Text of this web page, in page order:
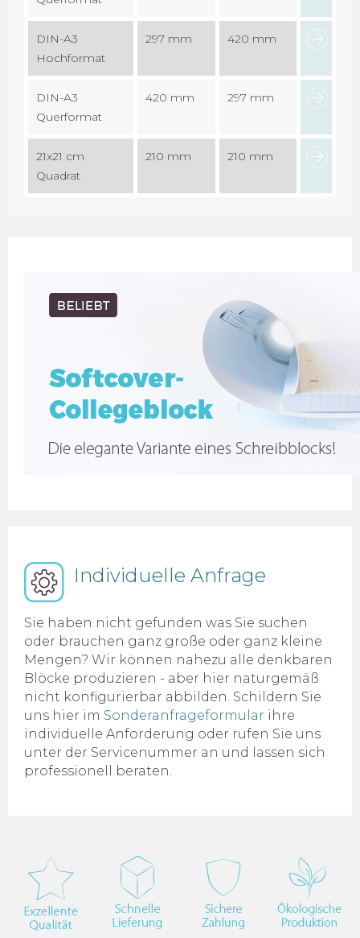
DIN-A3
Hochformat
297 mm 420 mm
DIN-A3
Querformat
420 mm 297 mm
21x21 cm
Quadrat
210 mm 210 mm
Individuelle Anfrage
Sie haben nicht gefunden was Sie suchen
oder brauchen ganz große oder ganz kleine
Mengen? Wir können nahezu alle denkbaren
Blöcke produzieren - aber hier naturgemäß
nicht konfigurierbar abbilden. Schildern Sie
uns hier im Sonderanfrageformular ihre
individuelle Anforderung oder rufen Sie uns
unter der Servicenummer an und lassen sich
professionell beraten.